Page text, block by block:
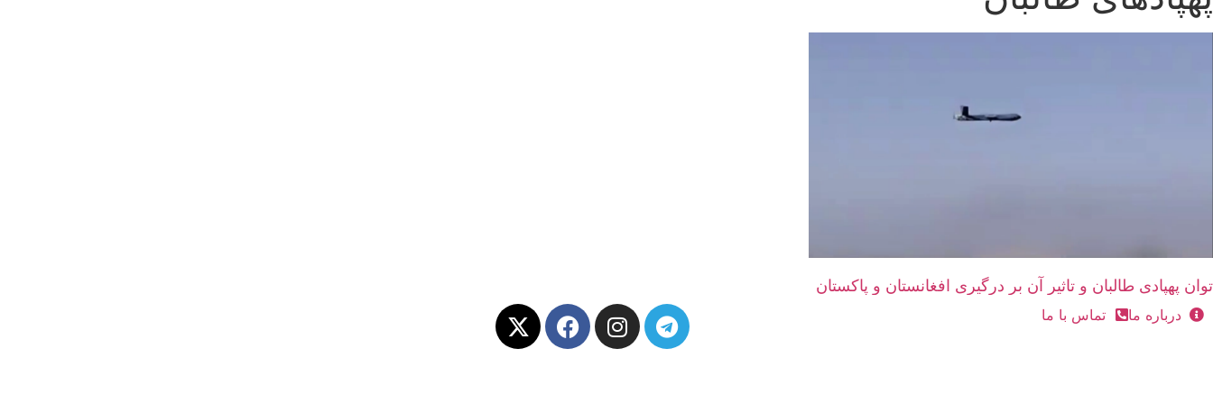
توان پهپادی طالبان و تاثیر آن بر درگیری افغانستان و پاکستان
درباره ما تماس با ما